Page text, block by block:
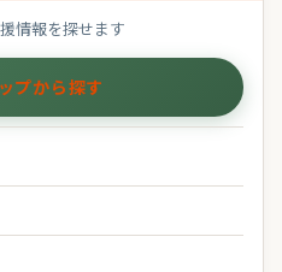
情報を探せます
プから探す